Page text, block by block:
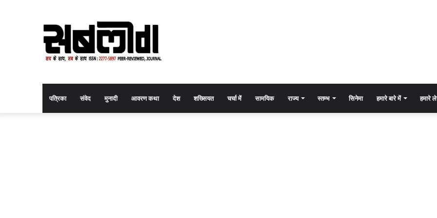
पत्रिका संवेद मुनादी आवरण कथा देश शख्सियत चर्चा में सामयिक राज्य स्तम्भ सिनेमा हमारे बारे में हमारे